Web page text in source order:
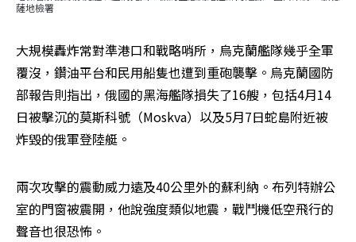
薩地檢署
大規模轟炸常對準港口和戰略哨所，烏克蘭艦隊幾乎全軍
覆沒，鑽油平台和民用船隻也遭到重砲襲擊。烏克蘭國防
部報告則指出，俄國的黑海艦隊損失了16艘，包括4月14
日被擊沉的莫斯科號（Moskva）以及5月7日蛇島附近被
炸毀的俄軍登陸艇。
兩次攻擊的震動威力遠及40公里外的蘇利納。布列特辦公
室的門窗被震開，他說強度類似地震，戰鬥機低空飛行的
聲音也很恐怖。